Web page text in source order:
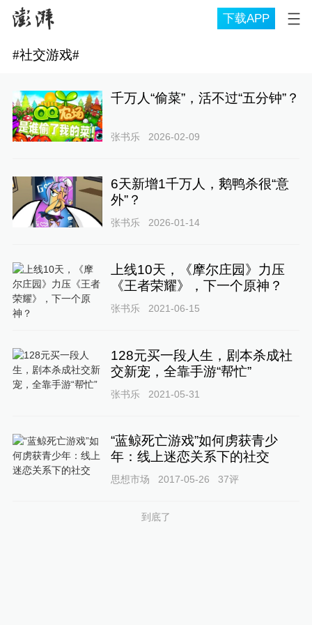
下载APP
#社交游戏#
千万人“偷菜”，活不过“五分钟”？
张书乐 2026-02-09
6天新增1千万人，鹅鸭杀很“意
外”？
张书乐 2026-01-14
上线10天，《摩尔庄园》力压
《王者荣耀》，下一个原神？
张书乐 2021-06-15
128元买一段人生，剧本杀成社
交新宠，全靠手游“帮忙”
张书乐 2021-05-31
“蓝鲸死亡游戏”如何虏获青少
年：线上迷恋关系下的社交
思想市场 2017-05-26 37评
到底了